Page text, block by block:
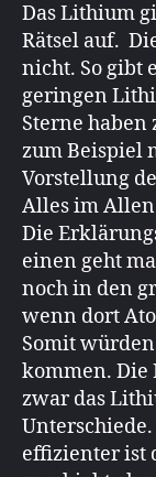
Das Lithium
Rätsel auf.
nicht. So gibt
geringen
Sterne haben
zum Beispiel
Vorstellung
Alles im Allen
Die
einen geht
noch in den
wenn dort
Somit
kommen.
zwar das
effizienter ist